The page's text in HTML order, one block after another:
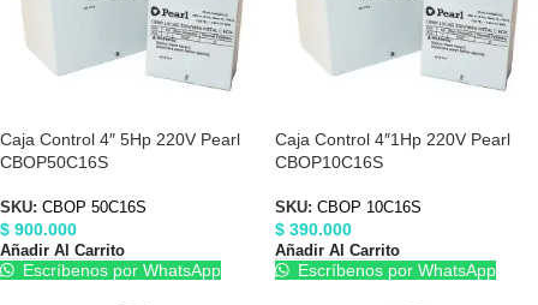
Caja Control 4″ 5Hp 220V Pearl
CBOP50C16S
SKU: CBOP 50C16S
$ 900.000
Añadir Al Carrito
Escríbenos por WhatsApp
Caja Control 4″1Hp 220V Pearl
CBOP10C16S
SKU: CBOP 10C16S
$ 390.000
Añadir Al Carrito
Escríbenos por WhatsApp